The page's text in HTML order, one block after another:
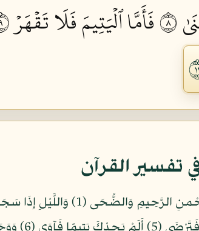
٨
فَأَمَّا ٱلۡيَتِيمَ فَلَا تَقۡهَرۡ ٩
تفسير القرآن